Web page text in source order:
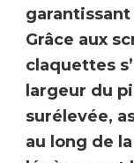
Grâce aux
claquettes
largeur du
surélevée,
au long de